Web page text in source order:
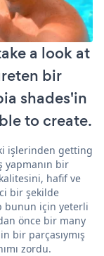
a look at
bir
shades'in
to create.
işlerinden getting
yapmanın bir
hafif ve
bir şekilde
bunun için yeterli
önce bir many
bir parçasıymış
zordu.